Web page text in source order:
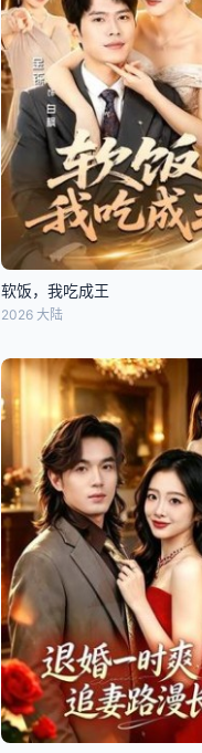
软饭，我吃成王
2026 大陆